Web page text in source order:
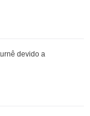
mansão onde
devido a